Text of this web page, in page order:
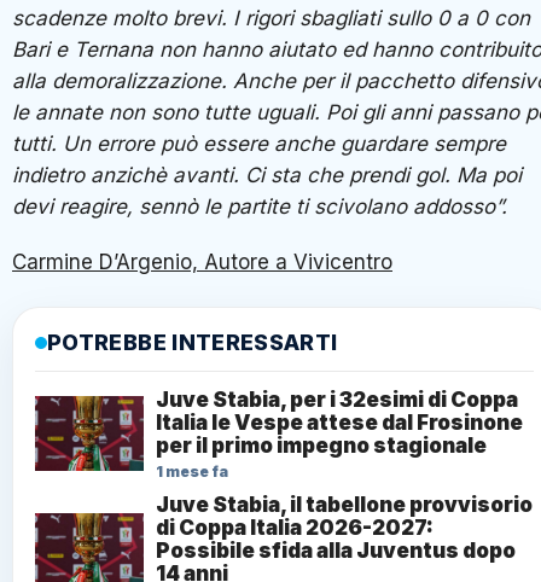
scadenze molto brevi. I rigori sbagliati sullo 0 a 0 con
Bari e Ternana non hanno aiutato ed hanno contribuito
alla demoralizzazione. Anche per il pacchetto
le annate non sono tutte uguali. Poi gli anni passano
tutti. Un errore può essere anche guardare sempre
indietro anzichè avanti. Ci sta che prendi gol. Ma poi
devi reagire, sennò le partite ti scivolano addosso”.
Carmine D’Argenio, Autore a Vivicentro
POTREBBE INTERESSARTI
Juve Stabia, per i 32esimi di Coppa
Italia le Vespe attese dal Frosinone
per il primo impegno stagionale
1 mese fa
Juve Stabia, il tabellone provvisorio
di Coppa Italia 2026-2027:
Possibile sfida alla Juventus dopo
14 anni